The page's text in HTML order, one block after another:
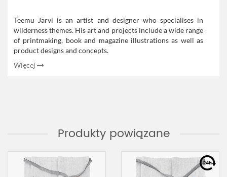
Teemu Järvi is an artist and designer who specialises in
wilderness themes. His art and projects include a wide range
of printmaking, book and magazine illustrations as well as
product designs and concepts.
Więcej
Produkty powiązane